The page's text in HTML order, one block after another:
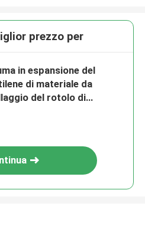
prezzo per
in espansione del
di materiale da
del rotolo di